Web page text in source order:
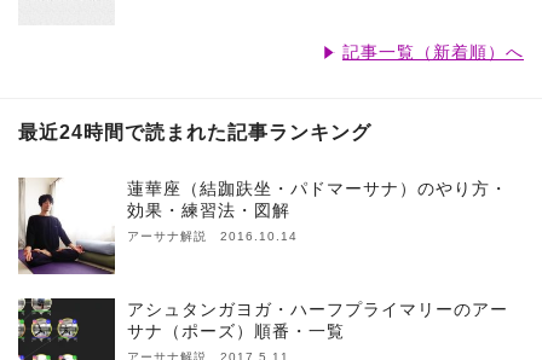
記事一覧（新着順）へ
最近24時間で読まれた記事ランキング
蓮華座（結跏趺坐・パドマーサナ）のやり方・
効果・練習法・図解
アーサナ解説 2016.10.14
アシュタンガヨガ・ハーフプライマリーのアー
サナ（ポーズ）順番・一覧
アーサナ解説 2017.5.11